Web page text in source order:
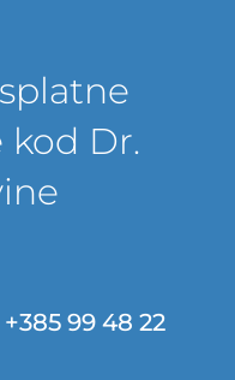
kod Dr.
+385 99 48 22